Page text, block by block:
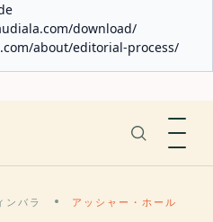
download/
about/editorial-process/
ンバラ アッシャー・ホール